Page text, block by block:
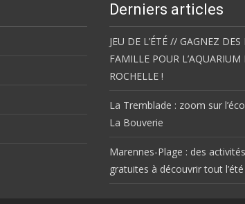
Derniers articles
JEU DE L’ÉTÉ // GAGNEZ DES
FAMILLE POUR L’AQUARIUM
ROCHELLE !
La Tremblade : zoom sur
La Bouverie
Marennes-Plage : des
gratuites à découvrir tout l’été